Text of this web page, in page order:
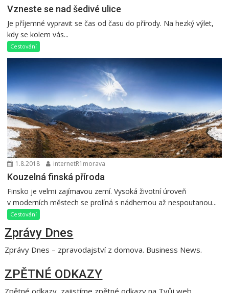
Vzneste se nad šedivé ulice
Je příjemné vypravit se čas od času do přírody. Na hezký výlet,
kdy se kolem vás...
Cestování
1.8.2018 internetR1morava
Kouzelná finská příroda
Finsko je velmi zajímavou zemí. Vysoká životní úroveň
v moderních městech se prolíná s nádhernou až nespoutanou...
Cestování
Zprávy Dnes
Zprávy Dnes – zpravodajství z domova. Business News.
ZPĚTNÉ ODKAZY
Zpětné odkazy, zajistíme zpětné odkazy na Tvůj web.